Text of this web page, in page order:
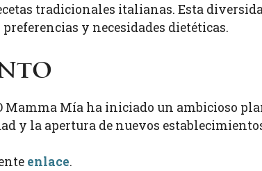
tradicionales italianas. Esta
y necesidades dietéticas.
Mamma Mía ha iniciado un ambicioso
y la apertura de nuevos
enlace.